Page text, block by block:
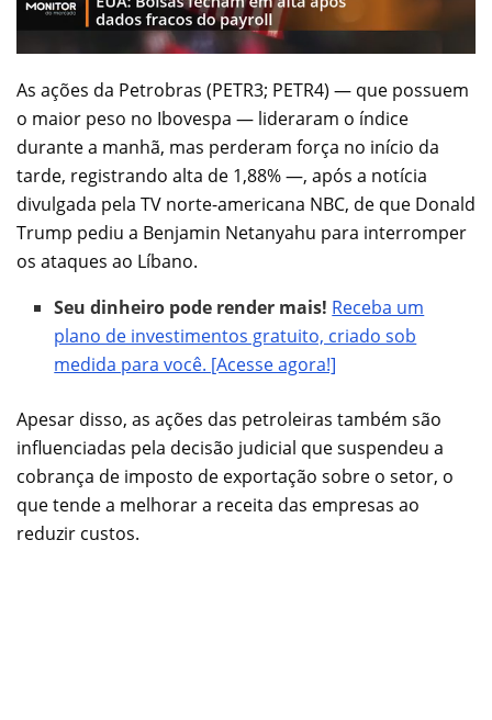
As ações da Petrobras (PETR3; PETR4) — que possuem
o maior peso no Ibovespa — lideraram o índice
durante a manhã, mas perderam força no início da
tarde, registrando alta de 1,88% —, após a notícia
divulgada pela TV norte-americana NBC, de que Donald
Trump pediu a Benjamin Netanyahu para interromper
os ataques ao Líbano.
Seu dinheiro pode render mais! Receba um
plano de investimentos gratuito, criado sob
medida para você. [Acesse agora!]
Apesar disso, as ações das petroleiras também são
influenciadas pela decisão judicial que suspendeu a
cobrança de imposto de exportação sobre o setor, o
que tende a melhorar a receita das empresas ao
reduzir custos.